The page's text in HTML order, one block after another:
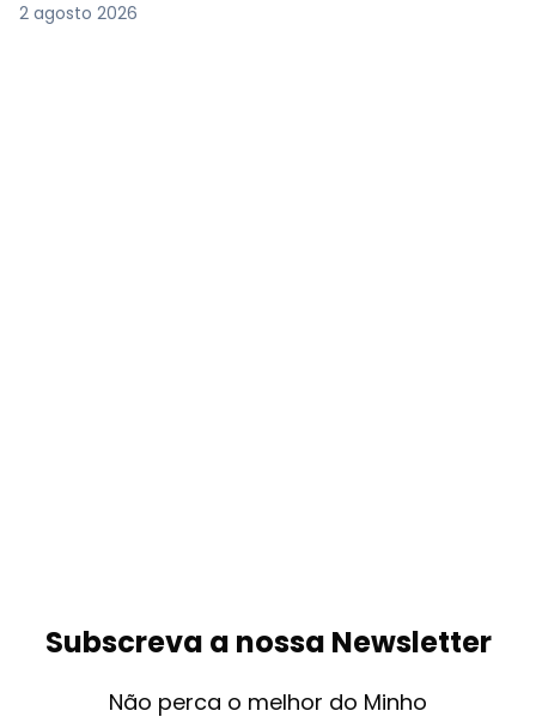
2 agosto 2026
Subscreva a nossa Newsletter
Não perca o melhor do Minho